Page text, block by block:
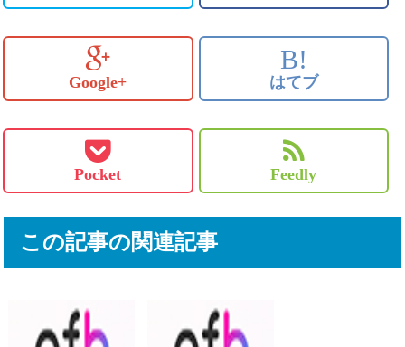
Google+
B!
はてブ
Pocket Feedly
この記事の関連記事